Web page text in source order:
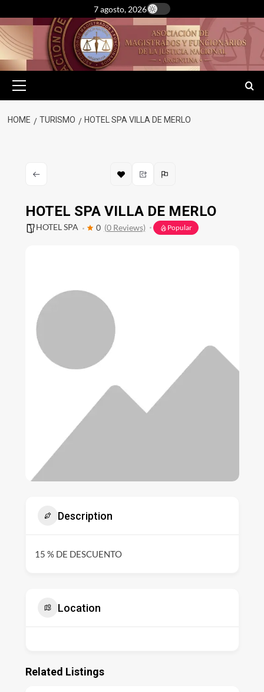
to
content
7 agosto, 2026
Menu
HOME TURISMO HOTEL SPA VILLA DE MERLO
HOTEL SPA VILLA DE MERLO
HOTEL SPA 0 (0 Reviews) Popular
Description
15 % DE DESCUENTO
Location
Related Listings